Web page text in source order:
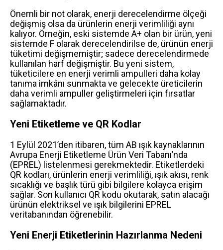
Önemli bir not olarak, enerji derecelendirme ölçeği
değişmiş olsa da ürünlerin enerji verimliliği aynı
kalıyor. Örneğin, eski sistemde A+ olan bir ürün, yeni
sistemde F olarak derecelendirilse de, ürünün enerji
tüketimi değişmemiştir; sadece derecelendirmede
kullanılan harf değişmiştir. Bu yeni sistem,
tüketicilere en enerji verimli ampulleri daha kolay
tanıma imkânı sunmakta ve gelecekte üreticilerin
daha verimli ampuller geliştirmeleri için fırsatlar
sağlamaktadır.
Yeni Etiketleme ve QR Kodlar
1 Eylül 2021’den itibaren, tüm AB ışık kaynaklarının
Avrupa Enerji Etiketleme Ürün Veri Tabanı’nda
(EPREL) listelenmesi gerekmektedir. Etiketlerdeki
QR kodları, ürünlerin enerji verimliliği, ışık akısı, renk
sıcaklığı ve başlık türü gibi bilgilere kolayca erişim
sağlar. Son kullanıcı QR kodu okutarak, satın alacağı
ürünün elektriksel ve ışık bilgilerini EPREL
veritabanından öğrenebilir.
Yeni Enerji Etiketlerinin Hazırlanma Nedeni